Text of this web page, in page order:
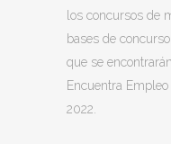
los concursos de
bases de
que se
Encuentra
2022.